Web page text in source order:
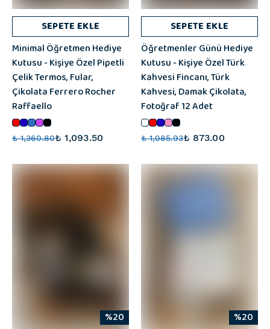
SEPETE EKLE
Minimal Öğretmen Hediye
Kutusu - Kişiye Özel Pipetli
Çelik Termos, Fular,
Çikolata Ferrero Rocher
Raffaello
₺ 1,360.80₺ 1,093.50
SEPETE EKLE
Öğretmenler Günü Hediye
Kutusu - Kişiye Özel Türk
Kahvesi Fincanı, Türk
Kahvesi, Damak Çikolata,
Fotoğraf 12 Adet
₺ 1,085.93₺ 873.00
%20 %20